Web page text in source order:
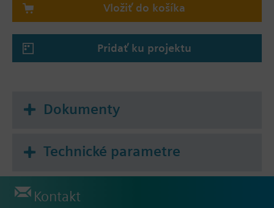
Vložiť do košíka
Pridať ku projektu
Dokumenty
Technické parametre
Kontakt